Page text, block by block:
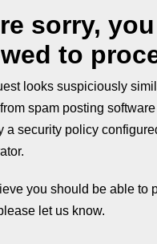
sorry,
to
looks suspiciously
spam posting
a security policy
you should be able to
let us know.